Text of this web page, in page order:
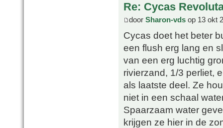
Re: Cycas
door Sharon-vds op 13 okt
Cycas doet het beter
een flush erg lang en
van een erg luchtig
rivierzand, 1/3 perliet,
als laatste deel. Ze
niet in een schaal
Spaarzaam water
krijgen ze hier in de